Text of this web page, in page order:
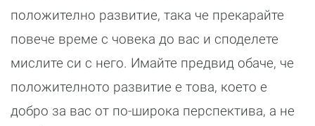
положително развитие, така че прекарайте
повече време с човека до вас и споделете
мислите си с него. Имайте предвид обаче, че
положителното развитие е това, което е
добро за вас от по-широка перспектива, а не